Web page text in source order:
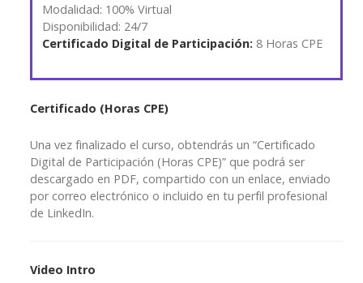
Modalidad: 100% Virtual
Disponibilidad: 24/7
Certificado Digital de Participación: 8 Horas CPE
Certificado (Horas CPE)
Una vez finalizado el curso, obtendrás un “Certificado
Digital de Participación (Horas CPE)” que podrá ser
descargado en PDF, compartido con un enlace, enviado
por correo electrónico o incluido en tu perfil profesional
de LinkedIn.
Video Intro